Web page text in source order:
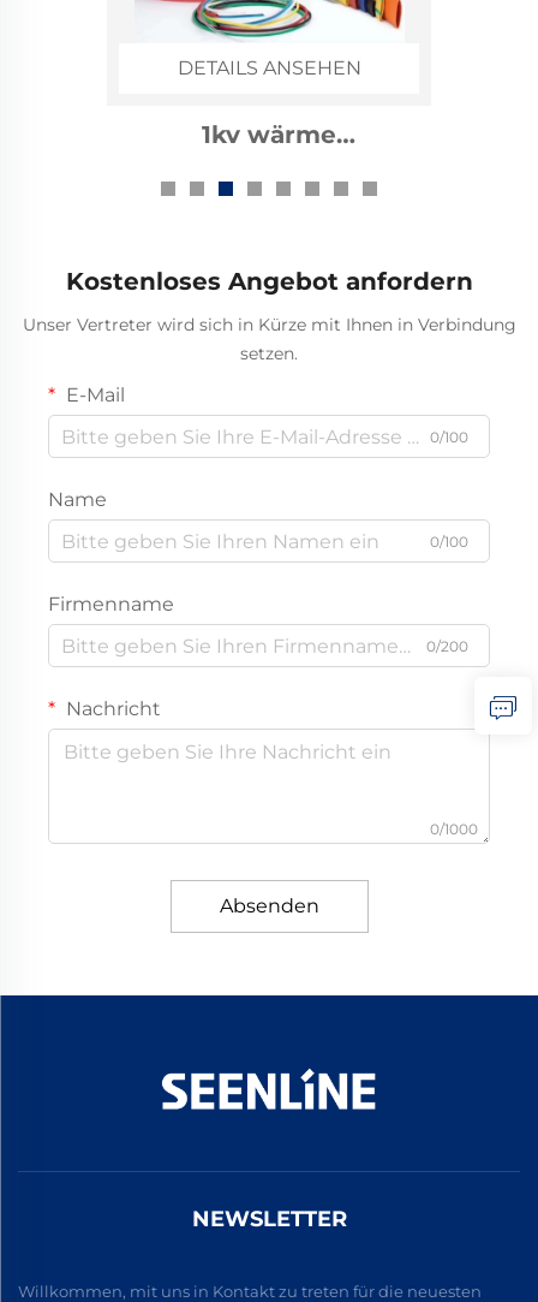
DETAILS ANSEHEN
1kv wärme
Bussschlauch
Kostenloses Angebot anfordern
Unser Vertreter wird sich in Kürze mit Ihnen in Verbindung
setzen.
E-Mail
0/100
Name
0/100
Firmenname
0/200
Nachricht
0/1000
Absenden
NEWSLETTER
Willkommen, mit uns in Kontakt zu treten für die neuesten